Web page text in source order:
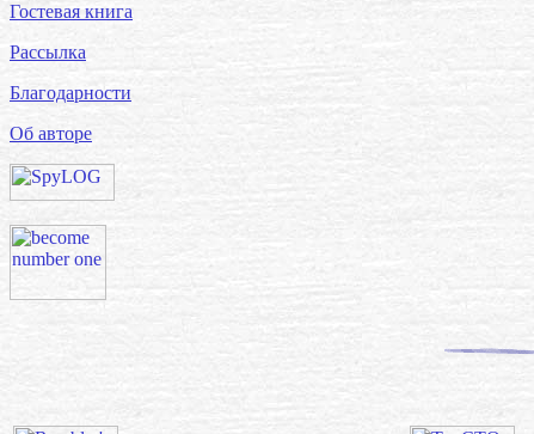
Гостевая книга
Рассылка
Благодарности
Об авторе